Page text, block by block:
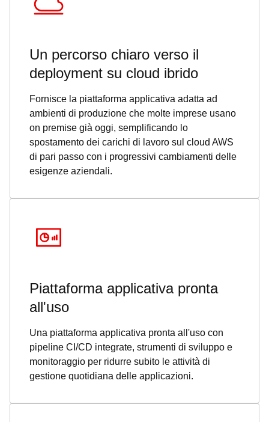
Un percorso chiaro verso il
deployment su cloud ibrido
Fornisce la piattaforma applicativa adatta ad
ambienti di produzione che molte imprese usano
on premise già oggi, semplificando lo
spostamento dei carichi di lavoro sul cloud AWS
di pari passo con i progressivi cambiamenti delle
esigenze aziendali.
Piattaforma applicativa pronta
all'uso
Una piattaforma applicativa pronta all'uso con
pipeline CI/CD integrate, strumenti di sviluppo e
monitoraggio per ridurre subito le attività di
gestione quotidiana delle applicazioni.